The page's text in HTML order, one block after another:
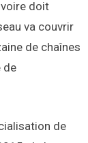
doit
va couvrir
de chaînes
de
de